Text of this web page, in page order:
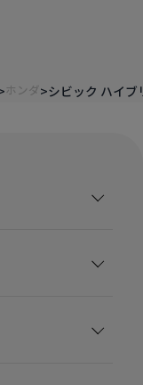
ホンダ シビック ハイブ